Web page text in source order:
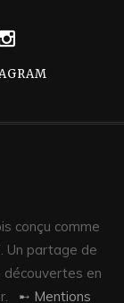
conçu comme
Un partage de
découvertes en
➸ Mentions